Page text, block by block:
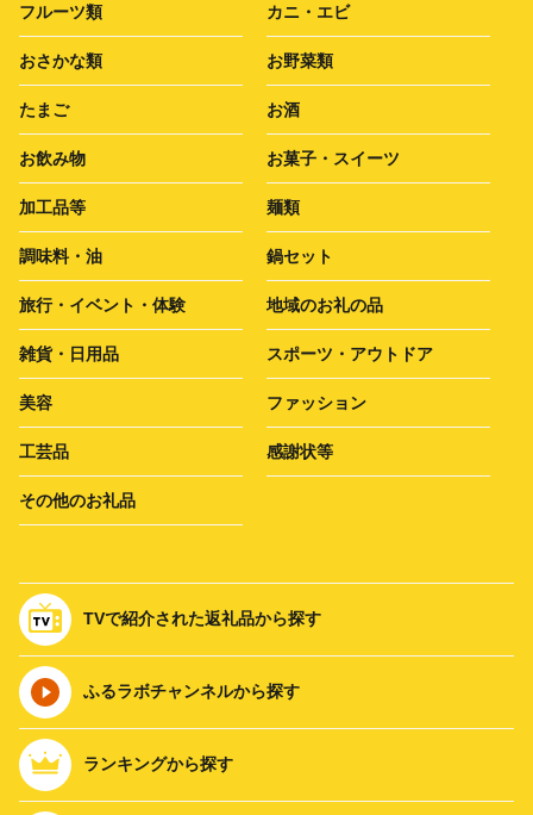
フルーツ類 カニ・エビ
おさかな類 お野菜類
たまご お酒
お飲み物 お菓子・スイーツ
加工品等 麺類
調味料・油 鍋セット
旅行・イベント・体験 地域のお礼の品
雑貨・日用品 スポーツ・アウトドア
美容 ファッション
工芸品 感謝状等
その他のお礼品
TVで紹介された返礼品から探す
ふるラボチャンネルから探す
ランキングから探す